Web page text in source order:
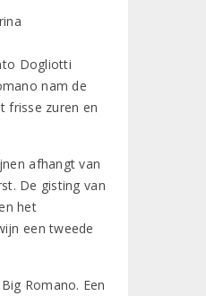
Dogliotti
nam de
frisse zuren en
afhangt van
De gisting van
het
een tweede
Romano. Een